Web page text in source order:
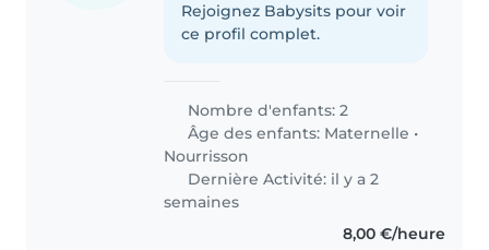
Rejoignez Babysits pour voir
ce profil complet.
Nombre d'enfants: 2
Âge des enfants: Maternelle •
Nourrisson
Dernière Activité: il y a 2
semaines
8,00 €/heure